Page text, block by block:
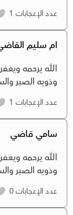
عدد الإعجابات
ام سليم
الله يرحمه
وذويه الصبر
عدد الإعجابات
سامي قاضي
الله يرحمه
وذويه الصبر
عدد الإعجابات